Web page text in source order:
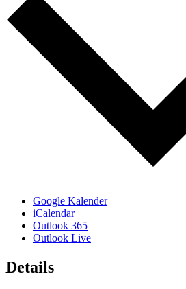
Google Kalender
iCalendar
Outlook 365
Outlook Live
Details